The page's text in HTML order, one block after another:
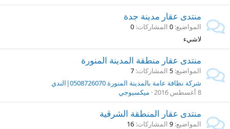
منتدى عقار مدينة جدة
المواضيع 0 المشاركات 0
لاشيء
منتدى عقار منطقة المدينة المنورة
المواضيع 5 المشاركات 7
شركة نظافة عامة بالمدينة المنورة 0508726070|الندي
8 أغسطس 2016
ميكسيوجي
منتدى عقار المنطقة الشرقية
المواضيع 9 المشاركات 16